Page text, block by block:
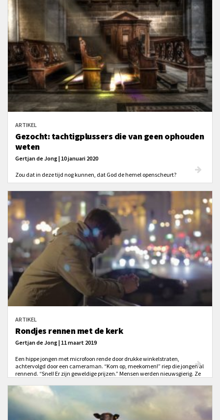
ARTIKEL
Gezocht: tachtigplussers die van geen ophouden
weten
Gertjan de Jong | 10 januari 2020
Zou dat in deze tijd nog kunnen, dat God de hemel openscheurt?
ARTIKEL
Rondjes rennen met de kerk
Gertjan de Jong | 11 maart 2019
Een hippe jongen met microfoon rende door drukke winkelstraten,
achtervolgd door een cameraman. “Kom op, meekomen!” riep die jongen al
rennend. “Snel! Er zijn geweldige prijzen.” Mensen werden nieuwsgierig. Ze
geweldige prijzen!” De groep renners werd steeds groter. Ze renden lachend
en hijgend door de straten van Londen, de cameraman en die jongen
achterna. “Kom op!” bleef hij roepen. “Er zijn prachtige prijzen!”